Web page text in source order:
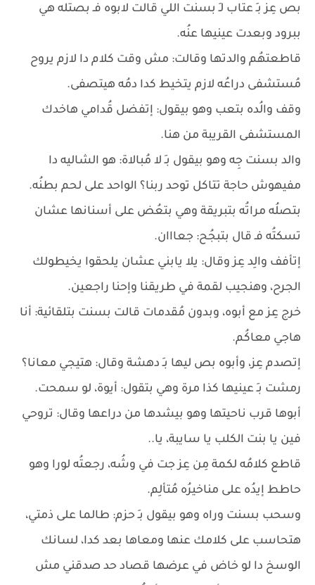
بص عِز بـِ عتاب لـِ بسنت اللي قالت لابوه فـ بصتله هي
ببرود وبعدت عينيها عنُه.
قاطعتهُم والدتها وقالت: مش وقت كلام دا لازم يروح
مُستشفى دراعُه لازم يتخيط كدا دمُه هيتصفى.
وقف والُده بتعب وهو بيقول: إتفضل قُدامي هاخدك
المستشفى القريبة من هنا.
والد بسنت جِه وهو بيقول بـِ لا مُبالاة: هو الشاليه دا
مفيهوش حاجة تتاكل توحد ربنا؟ الواحد على لحم بطنُه.
بتصلُه مراتُه بتبريقة وهي بتعُض على أسنانها عشان
تسكتُه فـ قال بتبجُح: جعااان.
إتأفف والِد عِز وقال: يلا يابني عشان يلحقوا يخيطولك
الجرح، وهنجيب لقمة في طريقنا وإحنا راجعين.
خرج عِز مع أبوه، وبدون مُقدمات قالت بسنت بتلقائية: أنا
هاجي معاكُم.
إتصدم عِز، وأبوه بص ليها بـِ دهشة وقال: هتيجي معانا؟
رمشت بـِ عينيها كذا مرة وهي بتقول: أيوة، لو سمحت.
أبوها قرب ناحيتها وهو بيشدها من دراعها وقال: تروحي
فين يا بنت الكلب يا سايبة، يا..
قاطع كلامُه لكمة مِن عِز جت في وشُه، رجعتُه لورا وهو
حاطط إيدُه على مناخيرُه مُتألِم.
وسحب بسنت وراه وهو بيقول بـِ حزم: طالما على ذمتي،
هتحاسب على كلامك عنها ومعاها بعد كدا، لسانك
الوسخ دا لو خاض في عرضها قصاد حد صدقني مش